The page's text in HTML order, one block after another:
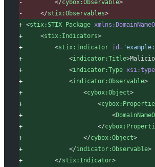
-
         </
cybox:Observable>
-
     </
stix:Observables>
+ <stix:STIX_Package
+
     <
stix:Indicators>
+
         <
stix:Indicator id=
+
             <
indicator:Title
+
             <
indicator:Type xsi:type
+
             <
indicator:Observable>
+
                 <
cybox:Object>
+
                     <
+
                         <
+
                     </
+
                 </
cybox:Object>
+
             </
indicator:Observable>
+
         </
stix:Indicator>